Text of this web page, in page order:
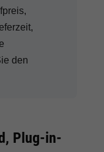
den
Plug-in-